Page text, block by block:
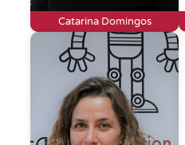
Catarina Domingos